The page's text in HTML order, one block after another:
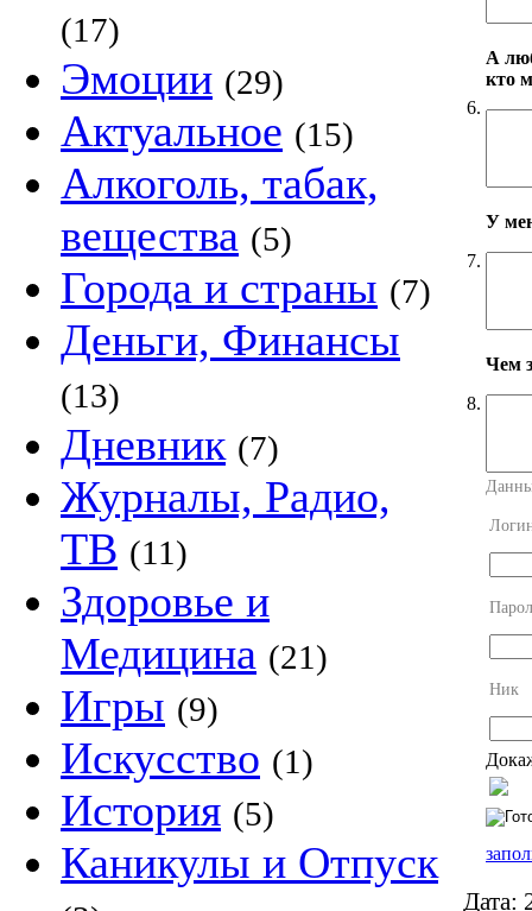
(17)
Эмоции (29)
Актуальное (15)
Алкоголь, табак,
вещества (5)
Города и страны (7)
Деньги, Финансы
(13)
Дневник (7)
Журналы, Радио,
ТВ (11)
Здоровье и
Медицина (21)
Игры (9)
Искусство (1)
История (5)
Каникулы и Отпуск
6.
А
кто
7.
У
8.
Чем
Ник
Дата: